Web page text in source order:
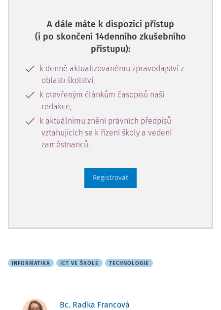
A dále máte k dispozici přístup
(i po skončení 14denního zkušebního
přístupu):
k denně aktualizovanému zpravodajství z
oblasti školství,
k otevřeným článkům časopisů naší
redakce,
k aktuálnímu znění právních předpisů
vztahujících se k řízení školy a vedení
zaměstnanců.
Registrovat
INFORMATIKA ICT VE ŠKOLE TECHNOLOGIE
Bc. Radka Francová